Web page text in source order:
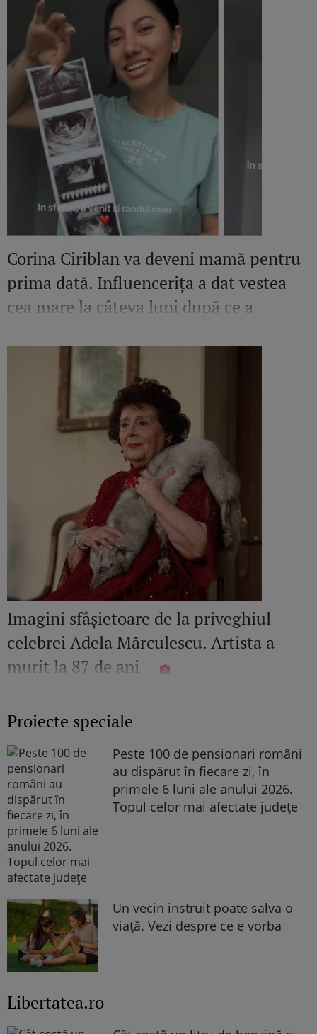
Corina Ciriblan va deveni mamă pentru
prima dată. Influencerița a dat vestea
cea mare la câteva luni după ce a
Imagini sfâșietoare de la priveghiul
celebrei Adela Mărculescu. Artista a
murit la 87 de ani
Proiecte speciale
Peste 100 de pensionari români
au dispărut în fiecare zi, în
primele 6 luni ale anului 2026.
Topul celor mai afectate județe
Un vecin instruit poate salva o
viață. Vezi despre ce e vorba
Libertatea.ro